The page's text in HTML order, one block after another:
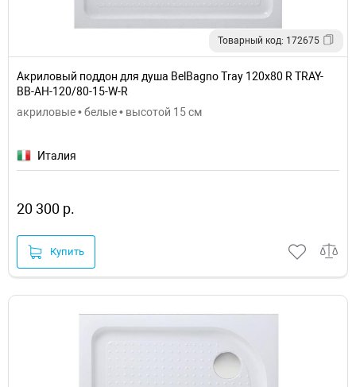
Товарный код: 172675
Акриловый поддон для душа BelBagno Tray 120x80 R TRAY-
BB-AH-120/80-15-W-R
акриловые • белые • высотой 15 см
Италия
20 300 р.
Купить